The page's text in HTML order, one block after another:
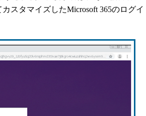
スタマイズしたMicrosoft 365のログイ